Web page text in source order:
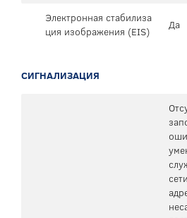
Электронная стабилиза
ция изображения (EIS)
Да
СИГНАЛИЗАЦИЯ